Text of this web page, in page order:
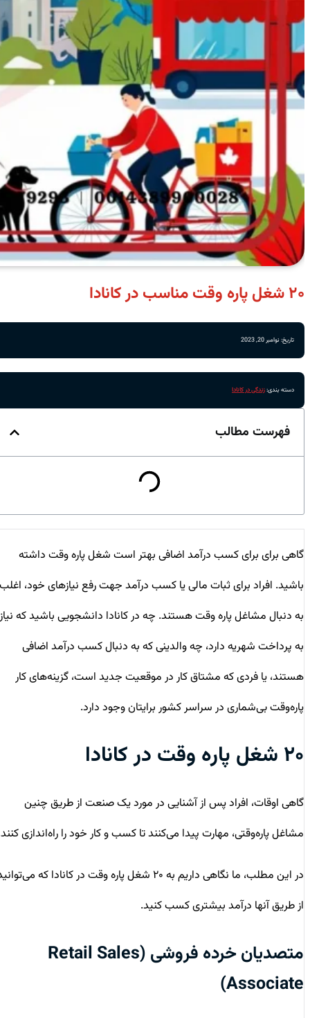
۲۰ شغل پاره وقت مناسب در کانادا
تاریخ: نوامبر 20, 2023
دسته بندی:زندگی در کانادا
فهرست مطالب
گاهی برای برای کسب درآمد اضافی بهتر است شغل پاره وقت داشته
باشید.افراد برای ثبات مالی یا کسب درآمد جهت رفع نیازهای خود، اغلب
به دنبال مشاغل پاره وقت هستند. چه در کانادا دانشجویی باشید که نیاز
به پرداخت شهریه دارد، چه والدینی که به دنبال کسب درآمد اضافی
هستند، یا فردی که مشتاق کار در موقعیت جدید است، گزینه‌های کار
پاره‌وقت بی‌شماری در سراسر کشور برایتان وجود دارد.
۲۰ شغل پاره وقت در کانادا
گاهی اوقات، افراد پس از آشنایی در مورد یک صنعت از طریق چنین
مشاغل پاره‌وقتی، مهارت پیدا می‌کنند تا کسب و کار خود را راه‌اندازی کنند.
در این مطلب، ما نگاهی داریم به ۲۰ شغل پاره وقت در کانادا که می‌توانید
از طریق آنها درآمد بیشتری کسب کنید.
متصدیان خرده فروشی (Retail Sales
Associate)